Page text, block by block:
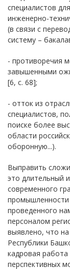
специалистов
инженерно-
(в связи с
систему –
- противоречия
завышенными
[6, с. 68];
- отток из
специалистов,
поиске более
области
оборонную...).
Выправить
это длительный
современного
промышленности
проведенного
персоналом
выявлено, что на
Республики
кадровая
перспективных